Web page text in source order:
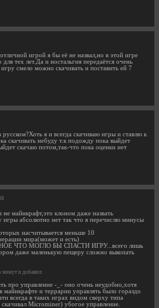
игрой я бы её не назвал,но в этой игре
тех лет.Да и ностальгия передаётся очень
смело можно скачивать и поставить ей 7
я и всегда скачиваю игры и ставлю к
скачивать небуду т.к подожду пока выйдет
скачаю потом,так-что пока оценки нет
не майнкрафт,это клоном даже назвать
игры абсолютно нет так что я перечислю минусы
насчитывается меньше 10
мира(может и есть)
ЧТО МОГЛО БЫ СПАСТИ ИГРУ...всего лишь
даже маленькую пещеру сложно выкопать
минут и добавил:
про управление -_- оно очень неудобно,хотя
и террарии управлять было гораздо
всегда в таких играх видом сверху типа
Microminer) убогое управление.